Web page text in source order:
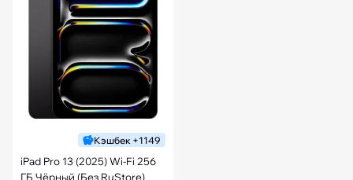
Кэшбек +1149
iPad Pro 13 (2025) Wi-Fi 256
ГБ Чёрный (Без RuStore)